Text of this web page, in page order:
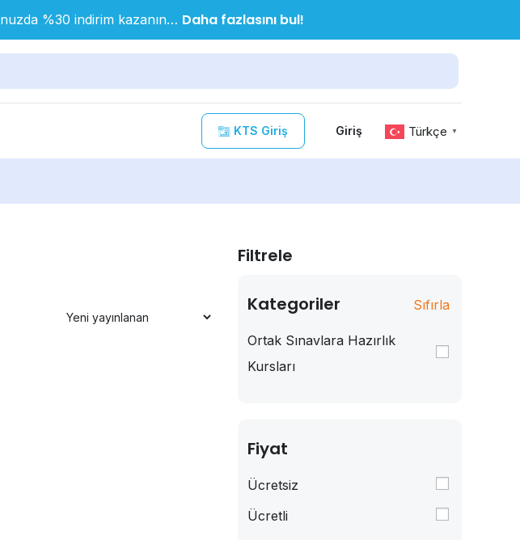
%30 indirim kazanın… Daha fazlasını bul!
KTS Giriş Giriş Türkçe ▼
Filtrele
Kategoriler
Ortak Sınavlara Hazırlık
Kursları
Fiyat
Ücretsiz
Ücretli
Sıfırla